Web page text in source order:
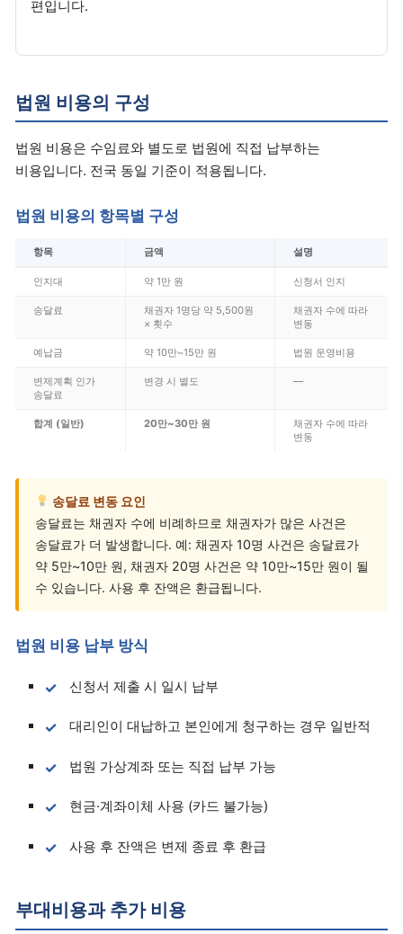
편입니다.
법원 비용의 구성
법원 비용은 수임료와 별도로 법원에 직접 납부하는
비용입니다. 전국 동일 기준이 적용됩니다.
법원 비용의 항목별 구성
항목 금액 설명
인지대 약 1만 원 신청서 인지
송달료
채권자 1명당 약 5,500원
× 횟수
채권자 수에 따라
변동
예납금 약 10만~15만 원 법원 운영비용
변제계획 인가
송달료
변경 시 별도 —
합계 (일반) 20만~30만 원
채권자 수에 따라
변동
송달료 변동 요인
송달료는 채권자 수에 비례하므로 채권자가 많은 사건은
송달료가 더 발생합니다. 예: 채권자 10명 사건은 송달료가
약 5만~10만 원, 채권자 20명 사건은 약 10만~15만 원이 될
수 있습니다. 사용 후 잔액은 환급됩니다.
법원 비용 납부 방식
신청서 제출 시 일시 납부
대리인이 대납하고 본인에게 청구하는 경우 일반적
법원 가상계좌 또는 직접 납부 가능
현금·계좌이체 사용 (카드 불가능)
사용 후 잔액은 변제 종료 후 환급
부대비용과 추가 비용